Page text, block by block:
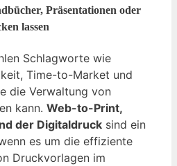
Präsentationen oder
lassen
Schlagworte wie
Time-to-Market und
die Verwaltung von
kann. Web-to-Print,
der Digitaldruck sind ein
es um die effiziente
Druckvorlagen im